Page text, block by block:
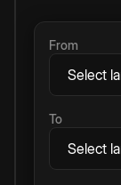
From
To